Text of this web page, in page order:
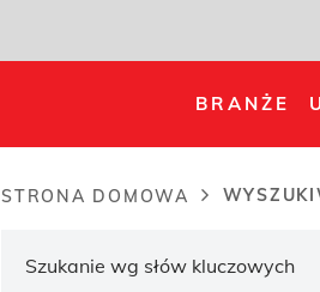
BRANŻE
STRONA DOMOWA